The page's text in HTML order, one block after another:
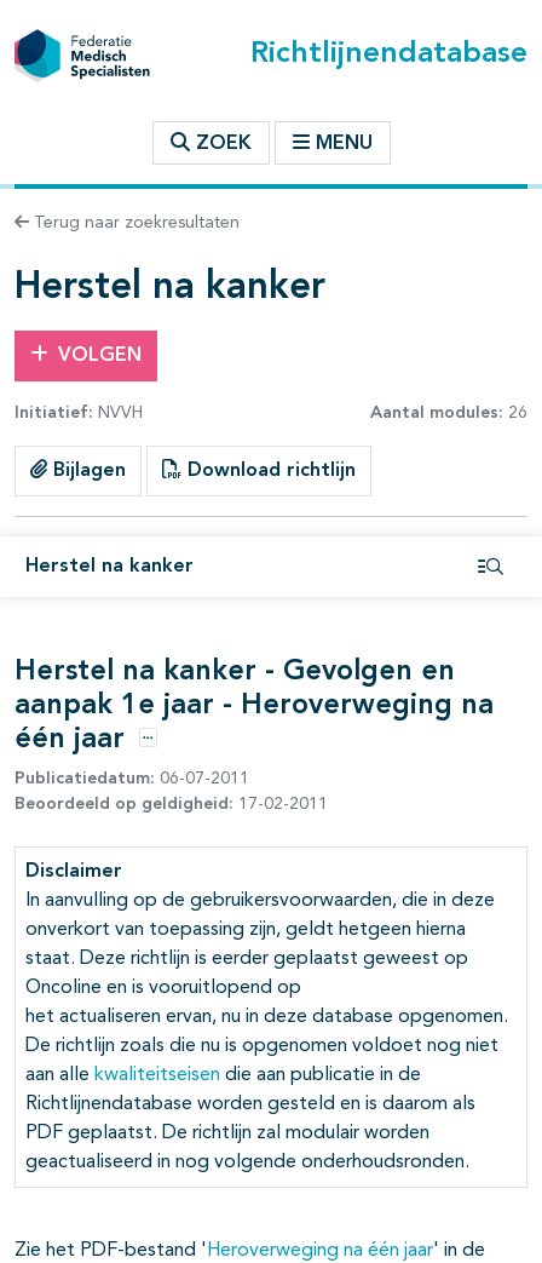
Richtlijnendatabase
ZOEK MENU
Terug naar zoekresultaten
Herstel na kanker
VOLGEN
Initiatief: NVVH Aantal modules: 26
Bijlagen Download richtlijn
Herstel na kanker
binnen deze richtlijn
open- en dichtklappen
open- en dichtklappen
Herstel na kanker - Gevolgen en
aanpak 1e jaar - Heroverweging na
één jaar
Opties
Publicatiedatum: 06-07-2011
Beoordeeld op geldigheid: 17-02-2011
Disclaimer
In aanvulling op de gebruikersvoorwaarden, die in deze
onverkort van toepassing zijn, geldt hetgeen hierna
staat. Deze richtlijn is eerder geplaatst geweest op
Oncoline en is vooruitlopend op
het actualiseren ervan, nu in deze database opgenomen.
De richtlijn zoals die nu is opgenomen voldoet nog niet
aan alle kwaliteitseisen die aan publicatie in de
Richtlijnendatabase worden gesteld en is daarom als
PDF geplaatst. De richtlijn zal modulair worden
geactualiseerd in nog volgende onderhoudsronden.
Zie het PDF-bestand ' Heroverweging na één jaar' in de